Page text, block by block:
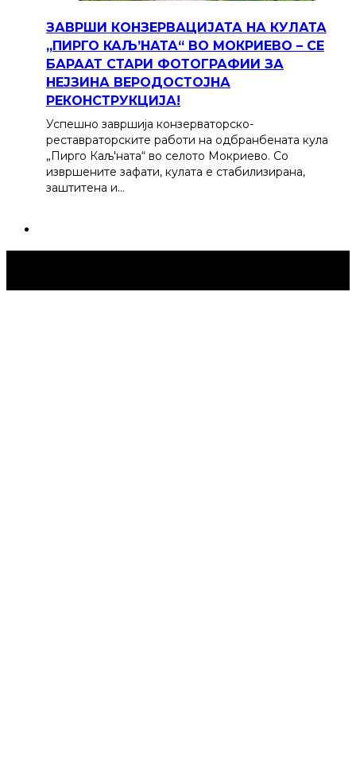
ЗАВРШИ КОНЗЕРВАЦИЈАТА НА КУЛАТА
„ПИРГО КАЉ’НАТА“ ВО МОКРИЕВО – СЕ
БАРААТ СТАРИ ФОТОГРАФИИ ЗА
НЕЈЗИНА ВЕРОДОСТОЈНА
РЕКОНСТРУКЦИЈА!
Успешно завршија конзерваторско-
реставраторските работи на одбранбената кула
„Пирго Каљ'ната“ во селото Мокриево. Со
извршените зафати, кулата е стабилизирана,
заштитена и…